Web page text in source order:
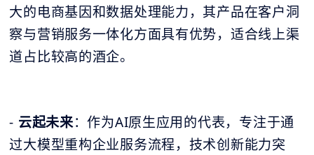
大的电商基因和数据处理能力，其产品在客户洞
察与营销服务一体化方面具有优势，适合线上渠
道占比较高的酒企。
- 云起未来：作为AI原生应用的代表，专注于通
过大模型重构企业服务流程，技术创新能力突